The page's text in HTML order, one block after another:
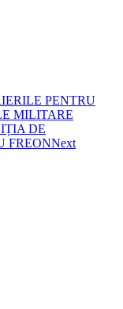
PENTRU
MILITARE
DE
FREONNext